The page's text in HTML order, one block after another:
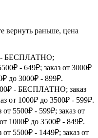
вернуть раньше, цена
- БЕСПЛАТНО;
- 649₽; заказ от 3000₽
до 3000₽ - 899₽.
- БЕСПЛАТНО; заказ
от 1000₽ до 3500₽ - 599₽.
5500₽ - 599₽; заказ от
1000₽ до 3500₽ - 849₽.
5500₽ - 1449₽; заказ от